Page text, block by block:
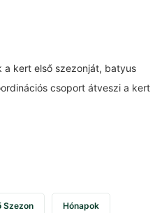
a kert első szezonját, batyus
csoport átveszi a kert
Szezon Hónapok